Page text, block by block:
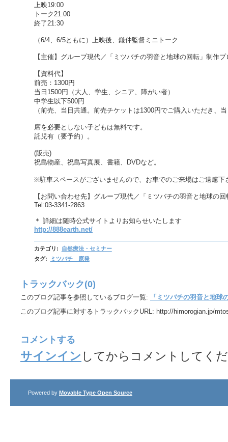
上映19:00
トーク21:00
終了21:30
（6/4、6/5ともに）上映後、鎌仲監督ミニトーク
【主催】グループ現代／「ミツバチの羽音と地球の回転」制作
【資料代】
前売：1300円
当日1500円（大人、学生、シニア、障がい者）
中学生以下500円
（前売、当日共通。前売チケットは1300円でご購入いただき、
席を必要としない子どもは無料です。
託児有（要予約）。
(販売)
祝島物産、祝島写真展、書籍、DVDなど。
※駐車スペースがございませんので、お車でのご来場はご遠慮下
【お問い合わせ先】グループ現代／「ミツバチの羽音と地球の
Tel:03-3341-2863
＊ 詳細は随時公式サイトよりお知らせいたします
http://888earth.net/
カテゴリ :
自然療法・セミナー
タグ: ミツバチ 原発
トラックバック(0)
このブログ記事を参照しているブログ一覧:
「ミツバチの羽音と地球
このブログ記事に対するトラックバックURL: http://himorogian.jp/
コメントする
サインイン してからコメントしてく
Powered by Movable Type Open Source